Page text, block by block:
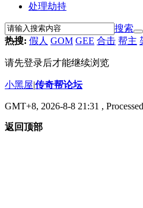
处理劫持
搜索
热搜: 假人 GOM GEE 合击 帮主
请先登录后才能继续浏览
小黑屋|传奇帮论坛
GMT+8, 2026-8-8 21:31 ,
返回顶部